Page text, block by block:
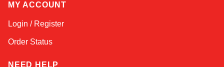
MY ACCOUNT
Login / Register
Order Status
NEED HELP